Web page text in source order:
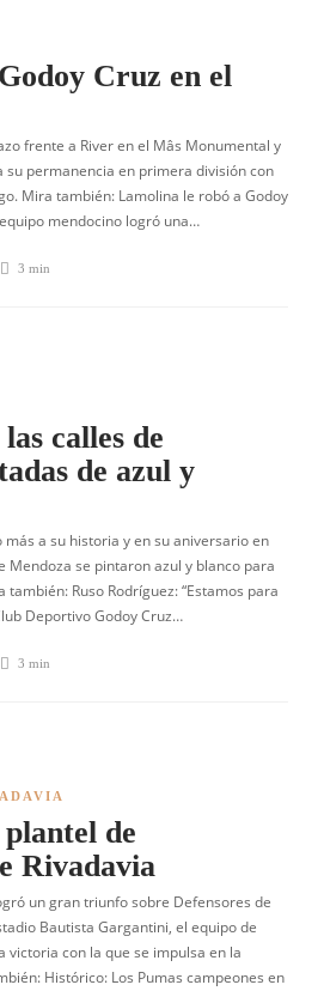
Cruz en el
frente a River en el Mâs Monumental y
permanencia en primera división con
Mira también: Lamolina le robó a Godoy
mendocino logró una…
3 min
calles de
de azul y
a su historia y en su aniversario en
Mendoza se pintaron azul y blanco para
Ruso Rodríguez: “Estamos para
Deportivo Godoy Cruz…
3 min
de
Rivadavia
un gran triunfo sobre Defensores de
Bautista Gargantini, el equipo de
victoria con la que se impulsa en la
Histórico: Los Pumas campeones en